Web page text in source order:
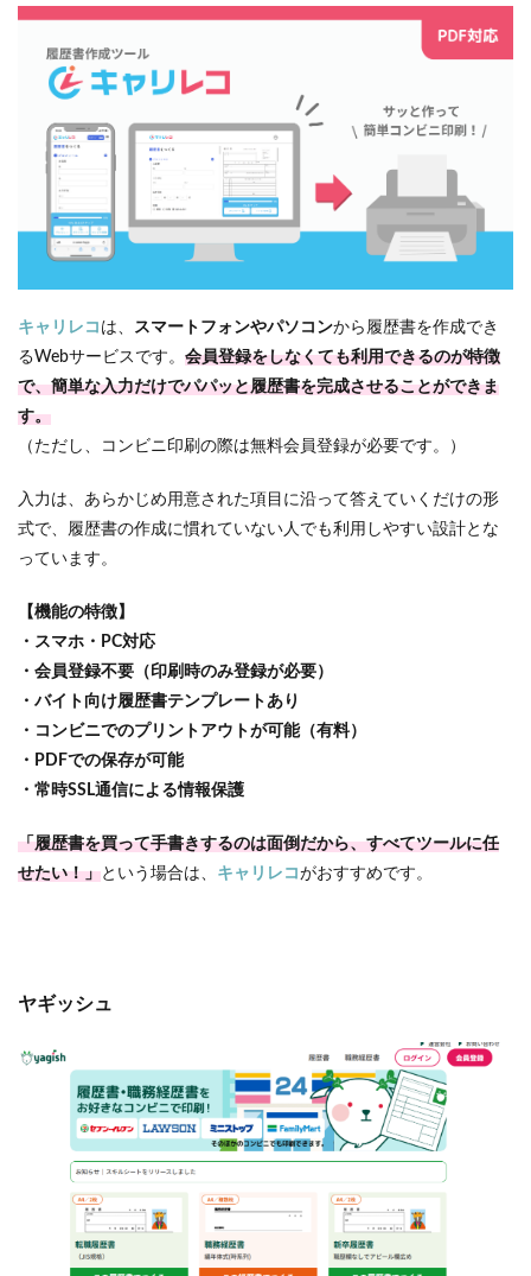
キャリレコ は、 スマートフォンやパソコンから履歴書を作成でき
るWebサービスです。 会員登録をしなくても利用できるのが特徴
で、簡単な入力だけでパパッと履歴書を完成させることができま
す。
（ただし、コンビニ印刷の際は無料会員登録が必要です。）
入力は、あらかじめ用意された項目に沿って答えていくだけの形
式で、履歴書の作成に慣れていない人でも利用しやすい設計とな
っています。
【機能の特徴】
・スマホ・PC対応
・会員登録不要（印刷時のみ登録が必要）
・バイト向け履歴書テンプレートあり
・コンビニでのプリントアウトが可能（有料）
・PDFでの保存が可能
・常時SSL通信による情報保護
「履歴書を買って手書きするのは面倒だから、すべてツールに任
せたい！」という場合は、 キャリレコがおすすめです。
ヤギッシュ